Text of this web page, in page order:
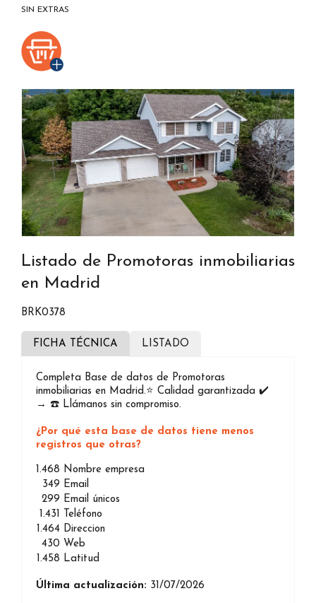
SIN EXTRAS
Listado de Promotoras inmobiliarias
en Madrid
BRK0378
FICHA TÉCNICA LISTADO
Completa Base de datos de Promotoras
inmobiliarias en Madrid.⭐️ Calidad garantizada ✔️
→ ☎️ Llámanos sin compromiso.
¿Por qué esta base de datos tiene menos
registros que otras?
1.468 Nombre empresa
349 Email
299 Email únicos
1.431
Teléfono
1.464 Direccion
430 Web
1.458 Latitud
Última actualización: 31/07/2026